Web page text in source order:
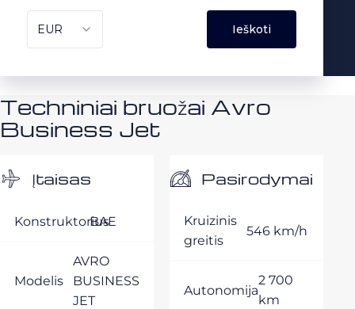
Techniniai bruožai Avro
Business Jet
Įtaisas
Konstruktorius
BAE
Modelis
AVRO
BUSINESS
JET
Pasirodymai
Kruizinis
greitis
546 km/h
Autonomija
2 700
km